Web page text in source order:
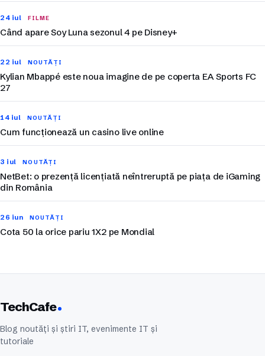
24 iul FILME
Când apare Soy Luna sezonul 4 pe Disney+
22 iul NOUTĂȚI
Kylian Mbappé este noua imagine de pe coperta EA Sports FC
27
14 iul NOUTĂȚI
Cum funcționează un casino live online
3 iul NOUTĂȚI
NetBet: o prezență licențiată neîntreruptă pe piața de iGaming
din România
26 iun NOUTĂȚI
Cota 50 la orice pariu 1X2 pe Mondial
TechCafe
Blog noutăți și știri IT, evenimente IT și
tutoriale